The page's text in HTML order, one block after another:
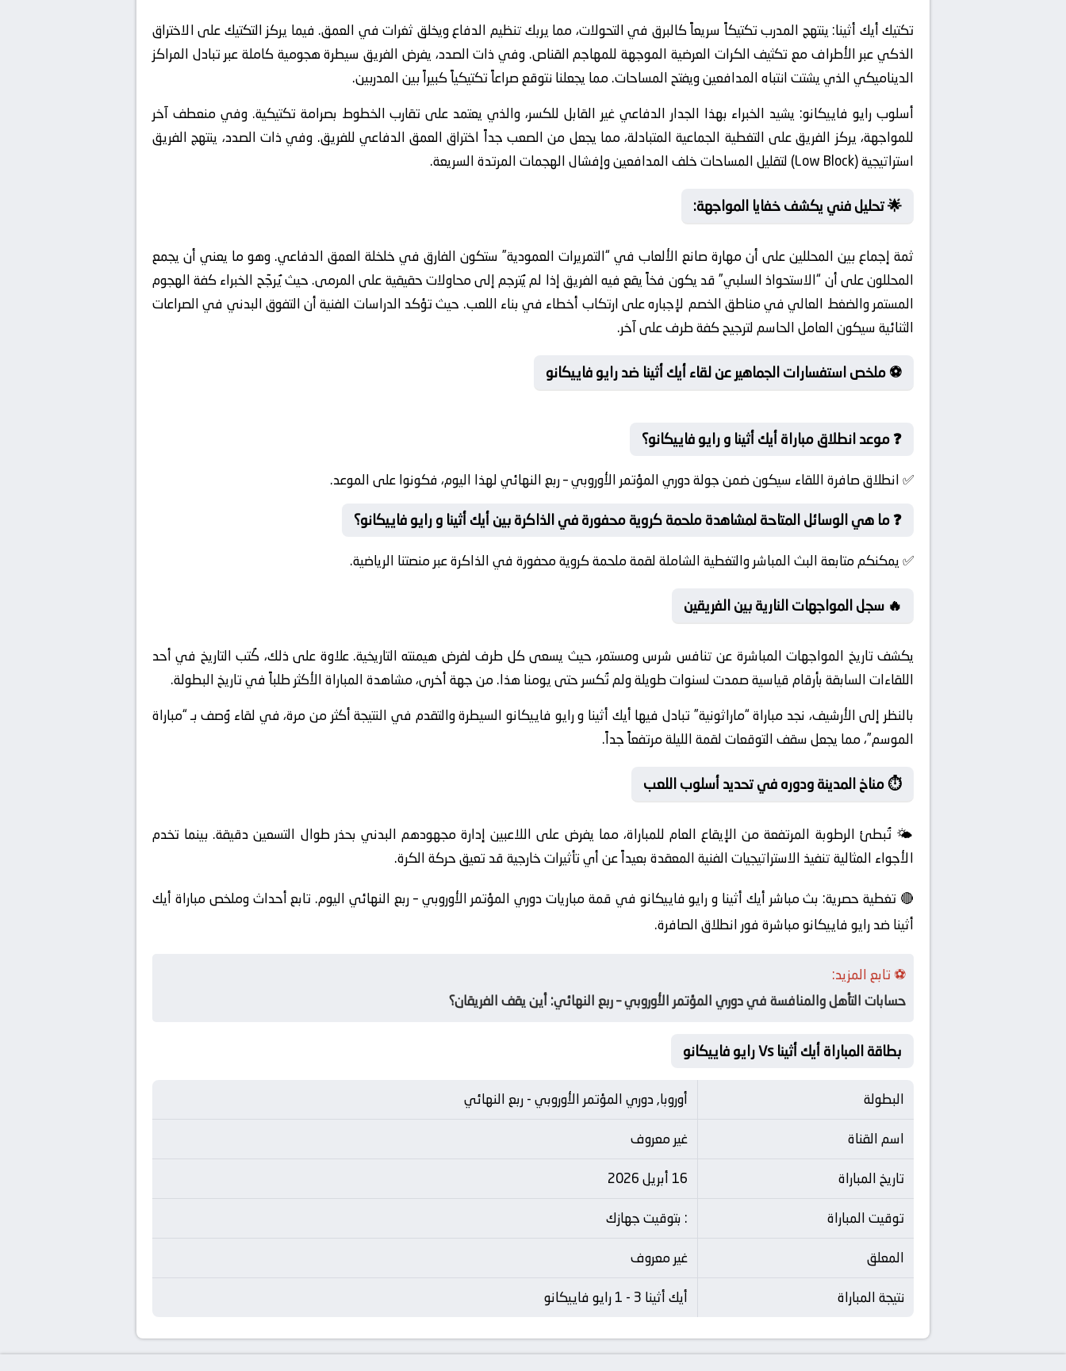
تكتيك أيك أثينا: ينتهج المدرب تكتيكاً سريعاً كالبرق في التحولات، مما يربك تنظيم الدفاع ويخلق ثغرات في العمق. فيما يركز التكتيك على الاختراق
الذكي عبر الأطراف مع تكثيف الكرات العرضية الموجهة للمهاجم القناص. وفي ذات الصدد، يفرض الفريق سيطرة هجومية كاملة عبر تبادل المراكز
الديناميكي الذي يشتت انتباه المدافعين ويفتح المساحات. مما يجعلنا نتوقع صراعاً تكتيكياً كبيراً بين المدربين.
أسلوب رايو فاييكانو: يشيد الخبراء بهذا الجدار الدفاعي غير القابل للكسر، والذي يعتمد على تقارب الخطوط بصرامة تكتيكية. وفي منعطف آخر
للمواجهة، يركز الفريق على التغطية الجماعية المتبادلة، مما يجعل من الصعب جداً اختراق العمق الدفاعي للفريق. وفي ذات الصدد، ينتهج الفريق
استراتيجية (Low Block) لتقليل المساحات خلف المدافعين وإفشال الهجمات المرتدة السريعة.
🌟 تحليل فني يكشف خفايا المواجهة:
ثمة إجماع بين المحللين على أن مهارة صانع الألعاب في “التمريرات العمودية” ستكون الفارق في خلخلة العمق الدفاعي. وهو ما يعني أن يجمع
المحللون على أن “الاستحواذ السلبي” قد يكون فخاً يقع فيه الفريق إذا لم يُترجم إلى محاولات حقيقية على المرمى. حيث يُرجّح الخبراء كفة الهجوم
المستمر والضغط العالي في مناطق الخصم لإجباره على ارتكاب أخطاء في بناء اللعب. حيث تؤكد الدراسات الفنية أن التفوق البدني في الصراعات
الثنائية سيكون العامل الحاسم لترجيح كفة طرف على آخر.
⚽ ملخص استفسارات الجماهير عن لقاء أيك أثينا ضد رايو فاييكانو
❓ موعد انطلاق مباراة أيك أثينا و رايو فاييكانو؟
✅ انطلاق صافرة اللقاء سيكون ضمن جولة دوري المؤتمر الأوروبي – ربع النهائي لهذا اليوم، فكونوا على الموعد.
❓ ما هي الوسائل المتاحة لمشاهدة ملحمة كروية محفورة في الذاكرة بين أيك أثينا و رايو فاييكانو؟
✅ يمكنكم متابعة البث المباشر والتغطية الشاملة لقمة ملحمة كروية محفورة في الذاكرة عبر منصتنا الرياضية.
🔥 سجل المواجهات النارية بين الفريقين
يكشف تاريخ المواجهات المباشرة عن تنافس شرس ومستمر، حيث يسعى كل طرف لفرض هيمنته التاريخية. علاوة على ذلك، كُتب التاريخ في أحد
اللقاءات السابقة بأرقام قياسية صمدت لسنوات طويلة ولم تُكسر حتى يومنا هذا. من جهة أخرى، مشاهدة المباراة الأكثر طلباً في تاريخ البطولة.
بالنظر إلى الأرشيف، نجد مباراة “ماراثونية” تبادل فيها أيك أثينا و رايو فاييكانو السيطرة والتقدم في النتيجة أكثر من مرة، في لقاء وُصف بـ “مباراة
الموسم”، مما يجعل سقف التوقعات لقمة الليلة مرتفعاً جداً.
⏱️ مناخ المدينة ودوره في تحديد أسلوب اللعب
🌤️ تُبطئ الرطوبة المرتفعة من الإيقاع العام للمباراة، مما يفرض على اللاعبين إدارة مجهودهم البدني بحذر طوال التسعين دقيقة. بينما تخدم
الأجواء المثالية تنفيذ الاستراتيجيات الفنية المعقدة بعيداً عن أي تأثيرات خارجية قد تعيق حركة الكرة.
🔴 تغطية حصرية: بث مباشر أيك أثينا و رايو فاييكانو في قمة مباريات دوري المؤتمر الأوروبي – ربع النهائي اليوم. تابع أحداث وملخص مباراة أيك
أثينا ضد رايو فاييكانو مباشرة فور انطلاق الصافرة.
⚽ تابع المزيد:
حسابات التأهل والمنافسة في دوري المؤتمر الأوروبي – ربع النهائي: أين يقف الفريقان؟
بطاقة المباراة أيك أثينا Vs رايو فاييكانو
البطولة
أوروبا, دوري المؤتمر الأوروبي - ربع النهائي
اسم القناة
غير معروف
تاريخ المباراة
16 أبريل 2026
توقيت المباراة
: بتوقيت جهازك
المعلق
غير معروف
نتيجة المباراة
أيك أثينا 3 - 1 رايو فاييكانو